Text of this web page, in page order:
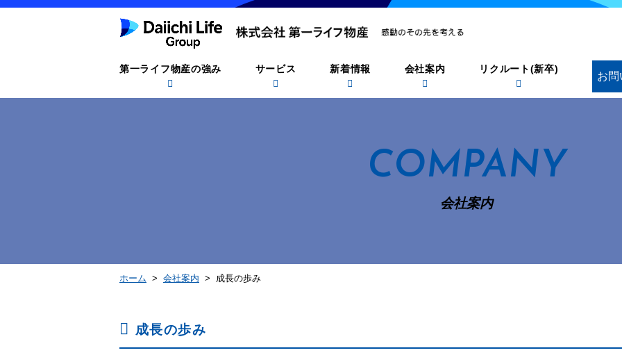
第一ライフ物産の強み サービス 新着情報 会社案内 リクルート(新卒)
お問
COMPANY
会社案内
ホーム > 会社案内 > 成長の歩み
成長の歩み